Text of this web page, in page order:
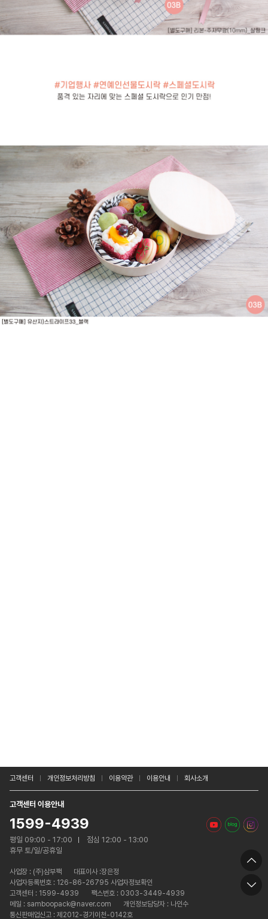
고객센터 개인정보처리방침 이용약관 이용안내 회사소개
고객센터 이용안내
1599-4939
평일 09:00 - 17:00
점심 12:00 - 13:00
휴무 토/일/공휴일
사업장 : (주)삼부팩
대표이사 :장은정
사업자등록번호 : 126-86-26795 사업자정보확인
고객센터 : 1599-4939
팩스번호 : 0303-3449-4939
메일 : samboopack@naver.com
개인정보담당자 : 나인수
통신판매업신고 : 제2012-경기이천-0142호